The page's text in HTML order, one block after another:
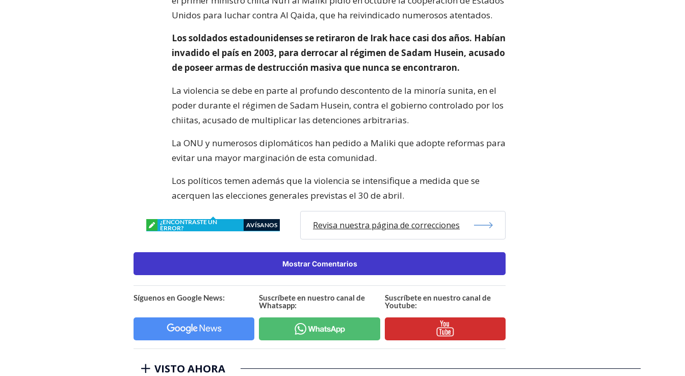
Unidos para luchar contra Al Qaida, que ha reivindicado numerosos atentados.
Los soldados estadounidenses se retiraron de Irak hace casi dos años. Habían
invadido el país en 2003, para derrocar al régimen de Sadam Husein, acusado
de poseer armas de destrucción masiva que nunca se encontraron.
La violencia se debe en parte al profundo descontento de la minoría sunita, en el
poder durante el régimen de Sadam Husein, contra el gobierno controlado por los
chiitas, acusado de multiplicar las detenciones arbitrarias.
La ONU y numerosos diplomáticos han pedido a Maliki que adopte reformas para
evitar una mayor marginación de esta comunidad.
Los políticos temen además que la violencia se intensifique a medida que se
acerquen las elecciones generales previstas el 30 de abril.
¿ENCONTRASTE UN
ERROR?
AVÍSANOS Revisa nuestra página de correcciones
Mostrar Comentarios
Síguenos en Google News:
Suscríbete en nuestro canal de
Whatsapp:
Suscríbete en nuestro canal de
Youtube:
VISTO AHORA